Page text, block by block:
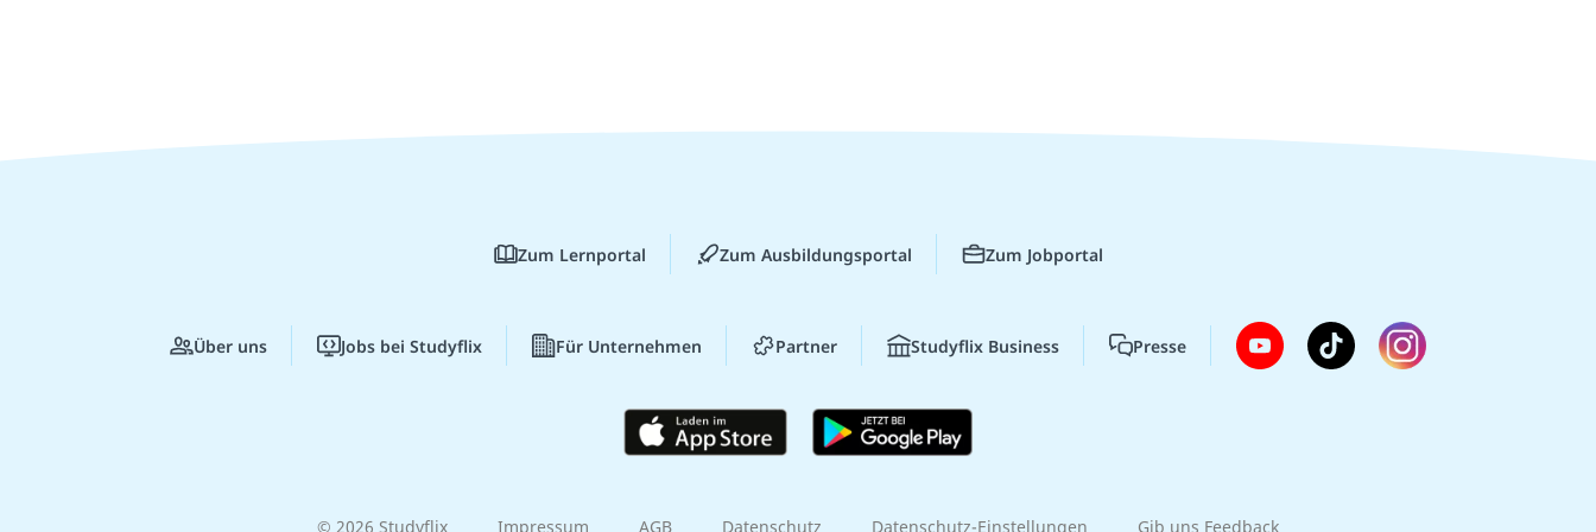
Zum Lernportal Zum Ausbildungsportal Zum Jobportal
Über uns Jobs bei Studyflix Für Unternehmen Partner Studyflix Business Presse
© 2026 Studyflix Impressum AGB Datenschutz Datenschutz-Einstellungen Gib uns Feedback